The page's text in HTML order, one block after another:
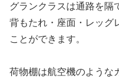
グランクラスは通路を隔
背もたれ・座面・レッグ
ことができます。
荷物棚は航空機のような